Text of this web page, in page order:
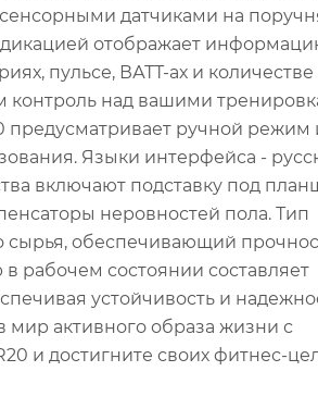
датчиками на
отображает
пульсе, ВАТТ-ах и количестве
контроль над вашими
предусматривает ручной режим
Языки интерфейса -
включают подставку под
неровностей пола. Тип
сырья, обеспечивающий
рабочем состоянии составляет
устойчивость и
мир активного образа жизни с
и достигните своих фитнес-